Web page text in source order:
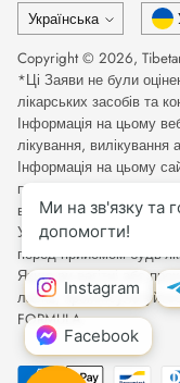
Мова
Українська
Copyright © 2026,
*Ці Заяви не були
лікарських засобів та
Інформація на цьому
лікування, вилікування
Інформація на цьому
повинна розглядатися
відповідного медичного
Уважно прочитайте
перед прийомом будь-
Якщо ви вагітні або
ласка,
FORMULA.